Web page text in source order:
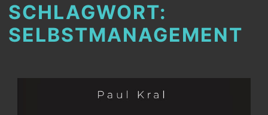
SCHLAGWORT:
SELBSTMANAGEMENT